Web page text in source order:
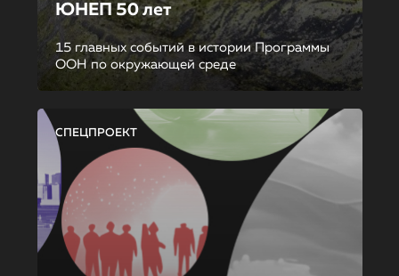
ЮНЕП 50 лет
15 главных событий в истории Программы
ООН по окружающей среде
СПЕЦПРОЕКТ